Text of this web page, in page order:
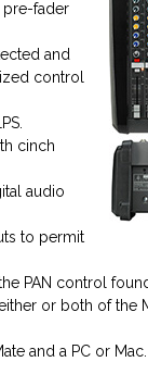
fader
and
control
cinch
audio
to permit
PAN control
or both of the
and a PC or Mac.